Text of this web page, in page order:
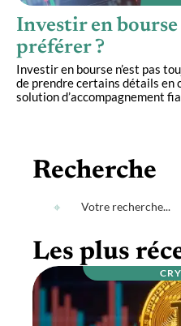
Investir en bourse
préférer ?
Investir en bourse n’est pas
de prendre certains détails en
solution d’accompagnement
Recherche
Les plus